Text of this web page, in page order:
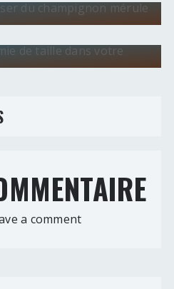
de taille dans votre
a comment